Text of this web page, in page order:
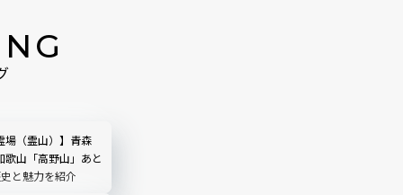
場（霊山）】青森
歌山「高野山」あと
と魅力を紹介